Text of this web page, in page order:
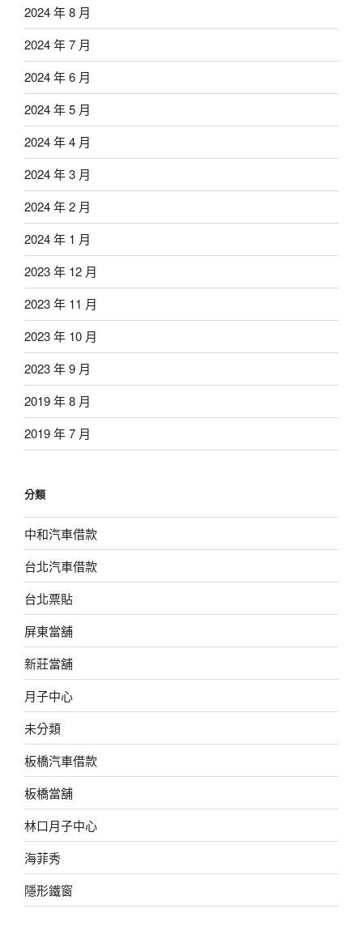
2024 年 8 月
2024 年 7 月
2024 年 6 月
2024 年 5 月
2024 年 4 月
2024 年 3 月
2024 年 2 月
2024 年 1 月
2023 年 12 月
2023 年 11 月
2023 年 10 月
2023 年 9 月
2019 年 8 月
2019 年 7 月
分類
中和汽車借款
台北汽車借款
台北票貼
屏東當舖
新莊當舖
月子中心
未分類
板橋汽車借款
板橋當舖
林口月子中心
海菲秀
隱形鐵窗